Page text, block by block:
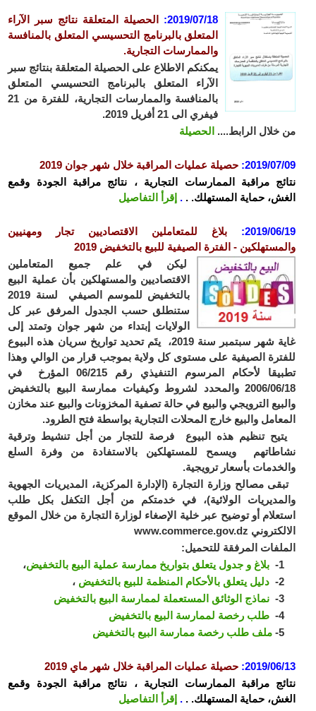
2019/07/18
: الحصيلة المتعلقة نتائج سبر الآراء
المتعلق بالبرنامج التحسيسي المتعلق بالمنافسة
والممارسات التجارية.
يمكنكم الاطلاع على الحصيلة المتعلقة بنتائج سبر
الآراء المتعلق بالبرنامج التحسيسي المتعلق
بالمنافسة والممارسات التجارية، للفترة من 21
فيفري الى 21 أفريل 2019.
من خلال الرابط.... الحصيلة
2019/07/09
: حصيلة عمليات المراقبة خلال شهر جوان 2019
نتائج مراقبة الممارسات التجارية ، نتائج مراقبة الجودة وقمع
الغش، حماية المستهلك. . . إقرأ التفاصيل
2019/06/19
:
بلاغ للمتعاملين الاقتصاديين تجار ومهنيين
والمستهلكين - الفترة الصيفية للبيع بالتخفيض 2019
ليكن في علم جميع المتعاملين
الاقتصاديين والمستهلكين بأن عملية البيع
بالتخفيض للموسم الصيفي لسنة 2019
ستنطلق حسب الجدول المرفق عبر كل
الولايات إبتداء من شهر جوان وتمتد إلى
غاية شهر سبتمبر سنة 2019، يتَم تحديد تواريخ سريان هذه البيوع
للفترة الصيفية على مستوى كل ولاية بموجب قرار من الوالي وهذا
تطبيقا لأحكام المرسوم التنفيذي رقم 06/215 المؤرخ في
2006/06/18 والمحدد لشروط وكيفيات ممارسة البيع بالتخفيض
والبيع الترويجي والبيع في حالة تصفية المخزونات والبيع عند مخازن
المعامل والبيع خارج المحلات التجارية بواسطة فتح الطرود.
يتيح تنظيم هذه البيوع فرصة للتجار من أجل تنشيط وترقية
نشاطاتهم ويسمح للمستهلكين بالاستفادة من وفرة السلع
والخدمات بأسعار ترويجية.
تبقى مصالح وزارة التجارة (الإدارة المركزية، المديريات الجهوية
والمديريات الولائية)، في خدمتكم من أجل التكفل بكل طلب
استعلام أو توضيح عبر خلية الإصغاء لوزارة التجارة من خلال الموقع
الالكتروني www.commerce.gov.dz
الملفات المرفقة للتحميل:
بلاغ و جدول يتعلق بتواريخ ممارسة عملية البيع بالتخفيض،
دليل يتعلق بالأحكام المنظمة للبيع بالتخفيض ،
نماذج الوثائق المستعملة لممارسة البيع بالتخفيض
4-
طلب رخصة لممارسة البيع بالتخفيض
ملف طلب رخصة ممارسة البيع بالتخفيض
2019/06/13
: حصيلة عمليات المراقبة خلال شهر ماي 2019
نتائج مراقبة الممارسات التجارية ، نتائج مراقبة الجودة وقمع
الغش، حماية المستهلك. . . إقرأ التفاصيل